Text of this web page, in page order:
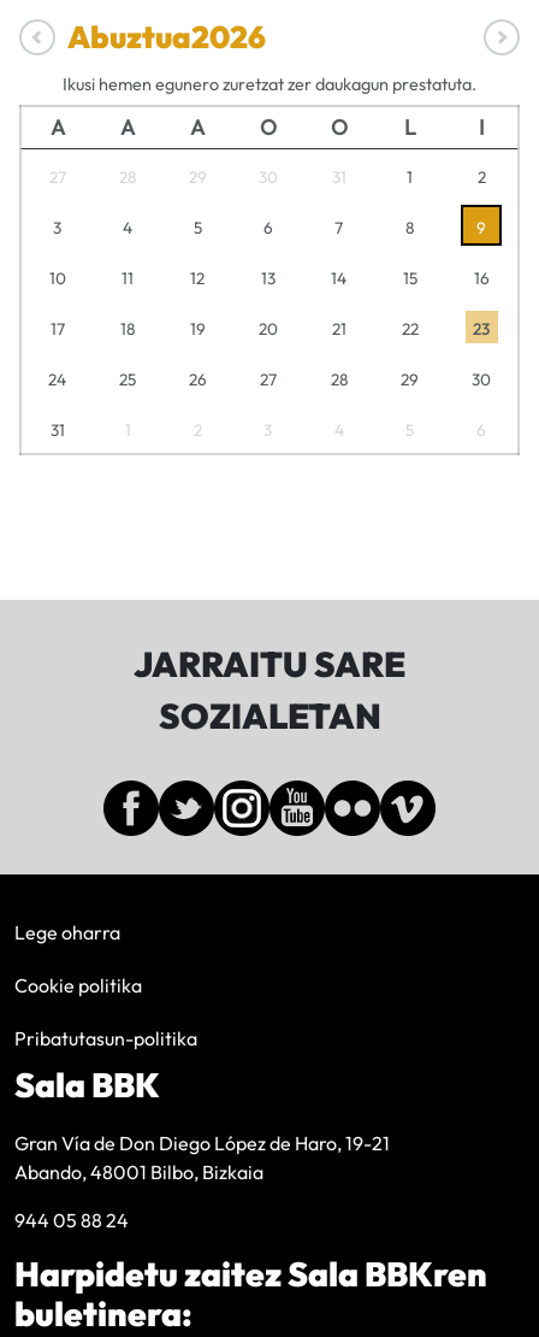
Abuztua2026
Ikusi hemen egunero zuretzat zer daukagun prestatuta.
A A A O O L I
27 28 29 30 31 1 2
3 4 5 6 7 8 9
10 11 12 13 14 15 16
17 18 19 20 21 22 23
24 25 26 27 28 29 30
31 1 2 3 4 5 6
JARRAITU SARE
SOZIALETAN
Lege oharra
Cookie politika
Pribatutasun-politika
Sala BBK
Gran Vía de Don Diego López de Haro, 19-21
Abando, 48001 Bilbo, Bizkaia
944 05 88 24
Harpidetu zaitez Sala BBKren
buletinera: